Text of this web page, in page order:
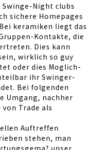
Swinge-Night clubs
sichere Homepages
keramiken liegt das
Kontakte, die
Dies kann
wirklich so guy
oder dies Moglich-
ihr Swinger-
Bei folgenden
Umgang, nachher
Trade als
Auftreffen
stehen, man
unser